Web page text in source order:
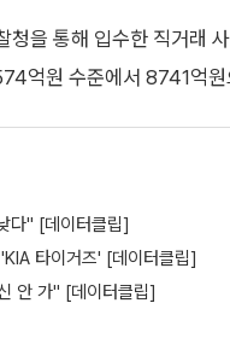
청을 통해 입수한 직거래
억원 수준에서 8741억
다" [데이터클립]
타이거즈' [데이터클립]
안 가" [데이터클립]